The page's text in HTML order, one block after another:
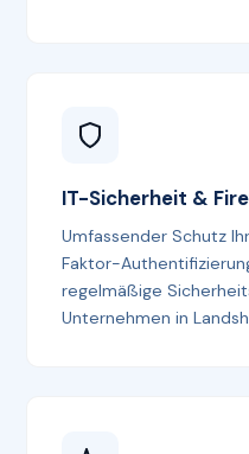
IT-Sicherheit &
Umfassender Schutz
Faktor-
regelmäßige
Unternehmen in